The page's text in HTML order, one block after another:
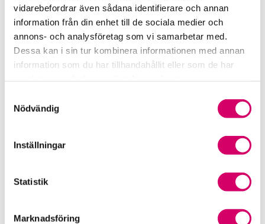
vidarebefordrar även sådana identifierare och annan
information från din enhet till de sociala medier och
annons- och analysföretag som vi samarbetar med.
Dessa kan i sin tur kombinera informationen med annan
information som du har tillhandahållit eller som de har
Nödvändig
Inställningar
Statistik
Marknadsföring
företagande
Våra nyhetskanaler
Tidningen Konsulten
Öppet brev till Myndigheten för yrkeshögskolan